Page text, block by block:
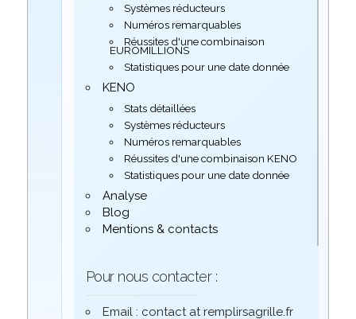
Systèmes réducteurs
Numéros remarquables
Réussites d'une combinaison
EUROMILLIONS
Statistiques pour une date donnée
KENO
Stats détaillées
Systèmes réducteurs
Numéros remarquables
Réussites d'une combinaison KENO
Statistiques pour une date donnée
Analyse
Blog
Mentions & contacts
Pour nous contacter :
Email : contact at remplirsagrille.fr